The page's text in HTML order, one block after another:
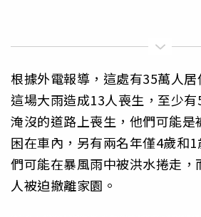
根據外電報導，這處有35萬人
這場大雨造成13人喪生，至少
淹沒的道路上喪生，他們可能是
困在車內，另有兩名年僅4歲和
們可能在暴風雨中被洪水捲走，
人被迫撤離家園。